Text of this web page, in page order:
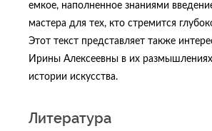
емкое, наполненное знаниями
мастера для тех, кто стремится
Этот текст представляет также
Ирины Алексеевны в их
истории искусства.
Литература